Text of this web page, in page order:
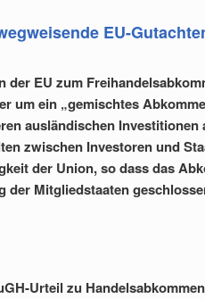
EU-
der EU zum
um ein „gemischtes
ausländischen
zwischen Investoren und
der Union, so dass das
der Mitgliedstaaten
Urteil zu Handelsabkommen